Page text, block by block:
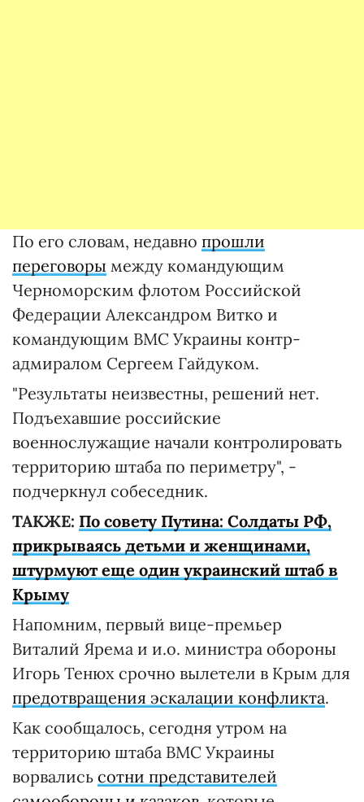
По его словам, недавно прошли
переговоры между командующим
Черноморским флотом Российской
Федерации Александром Витко и
командующим ВМС Украины контр-
адмиралом Сергеем Гайдуком.
"Результаты неизвестны, решений нет.
Подъехавшие российские
военнослужащие начали контролировать
территорию штаба по периметру", -
подчеркнул собеседник.
ТАКЖЕ: По совету Путина: Солдаты РФ,
прикрываясь детьми и женщинами,
штурмуют еще один украинский штаб в
Крыму
Напомним, первый вице-премьер
Виталий Ярема и и.о. министра обороны
Игорь Тенюх срочно вылетели в Крым для
предотвращения эскалации конфликта.
Как сообщалось, сегодня утром на
территорию штаба ВМC Украины
ворвались сотни представителей